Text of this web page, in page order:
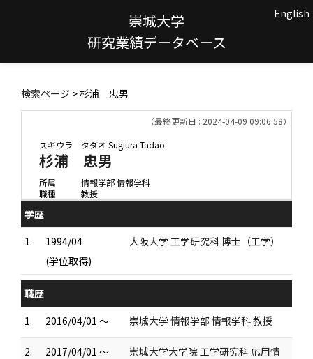
崇城大学
研究業績データベース
English
検索ページ > 杉浦 忠男
（最終更新日 : 2024-04-09 09:06:58）
スギウラ タダオSugiura Tadao
杉浦 忠男
所属
情報学部 情報学科
職種
教授
学歴
1.
1994/04
(学位取得)
大阪大学 工学研究科 博士（工学）
職歴
1.
2016/04/01 ～ 崇城大学 情報学部 情報学科 教授
2. 2017/04/01 ～
崇城大学大学院 工学研究科 応用情